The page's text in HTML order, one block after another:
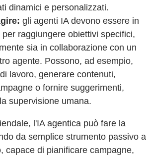
dinamici e personalizzati.
gli agenti IA devono essere in
raggiungere obiettivi specifici,
sia in collaborazione con un
agente. Possono, ad esempio,
lavoro, generare contenuti,
o fornire suggerimenti,
supervisione umana.
l'IA agentica può fare la
da semplice strumento passivo a
capace di pianificare campagne,